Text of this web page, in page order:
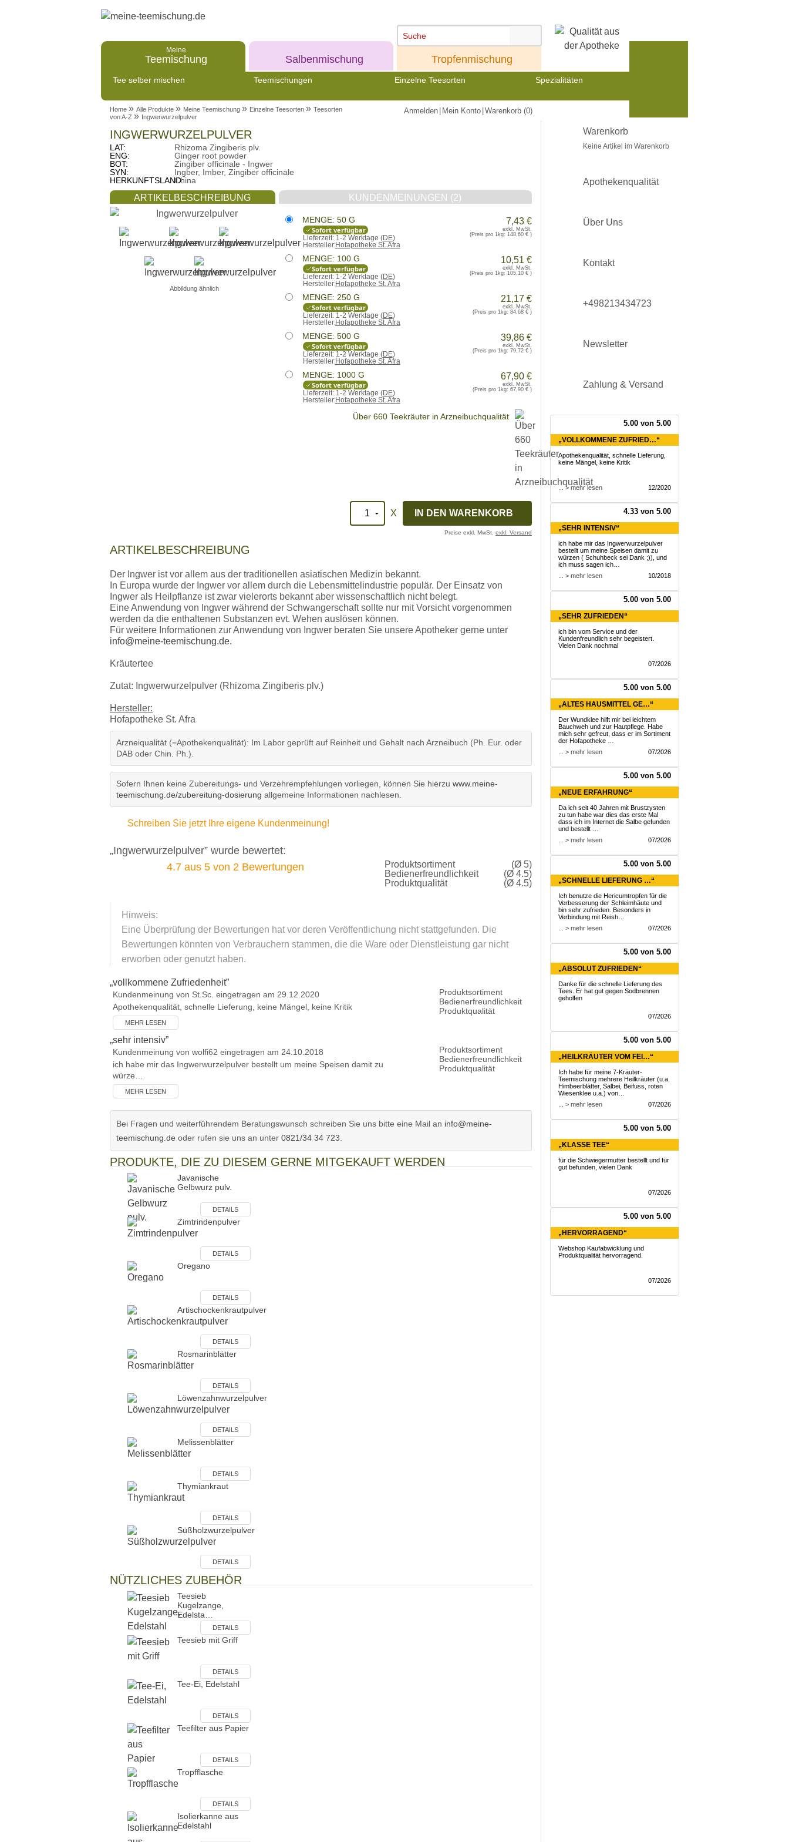
Meine
Teemischung
Tee selber mischen Teemischungen Einzelne Teesorten Spezialitäten
Salbenmischung Tropfenmischung
Home » Alle Produkte » Meine Teemischung » Einzelne Teesorten » Teesorten
von A-Z » Ingwerwurzelpulver
Warenkorb (0)
Mein Konto
Anmelden
INGWERWURZELPULVER
LAT:
Rhizoma Zingiberis plv.
ENG:
Ginger root powder
BOT:
Zingiber officinale - Ingwer
SYN:
Ingber, Imber, Zingiber officinale
HERKUNFTSLAND:China
ARTIKELBESCHREIBUNG KUNDENMEINUNGEN (2)
Abbildung ähnlich
MENGE: 50 G
Sofort verfügbar
Lieferzeit:1-2 Werktage (DE)
Hersteller:Hofapotheke St. Afra
7,43 €
exkl. MwSt.
(Preis pro 1kg: 148,60 €)
MENGE: 100 G
Sofort verfügbar
Lieferzeit:1-2 Werktage (DE)
Hersteller:Hofapotheke St. Afra
10,51 €
exkl. MwSt.
(Preis pro 1kg: 105,10 €)
MENGE: 250 G
Sofort verfügbar
Lieferzeit:1-2 Werktage (DE)
Hersteller:Hofapotheke St. Afra
21,17 €
exkl. MwSt.
(Preis pro 1kg: 84,68 €)
MENGE: 500 G
Sofort verfügbar
Lieferzeit:1-2 Werktage (DE)
Hersteller:Hofapotheke St. Afra
39,86 €
exkl. MwSt.
(Preis pro 1kg: 79,72 €)
MENGE: 1000 G
Sofort verfügbar
Lieferzeit:1-2 Werktage (DE)
Hersteller:Hofapotheke St. Afra
67,90 €
exkl. MwSt.
(Preis pro 1kg: 67,90 €)
Über 660 Teekräuter in Arzneibuchqualität
X
Preise exkl. MwSt. exkl. Versand
ARTIKELBESCHREIBUNG
Der Ingwer ist vor allem aus der traditionellen asiatischen Medizin bekannt.
In Europa wurde der Ingwer vor allem durch die Lebensmittelindustrie populär. Der Einsatz von
Ingwer als Heilpflanze ist zwar vielerorts bekannt aber wissenschaftlich nicht belegt.
Eine Anwendung von Ingwer während der Schwangerschaft sollte nur mit Vorsicht vorgenommen
werden da die enthaltenen Substanzen evt. Wehen auslösen können.
Für weitere Informationen zur Anwendung von Ingwer beraten Sie unsere Apotheker gerne unter
info@meine-teemischung.de.
Kräutertee
Zutat: Ingwerwurzelpulver (Rhizoma Zingiberis plv.)
Hersteller:
Hofapotheke St. Afra
Arzneiqualität (=Apothekenqualität): Im Labor geprüft auf Reinheit und Gehalt nach Arzneibuch (Ph. Eur. oder
DAB oder Chin. Ph.).
Sofern Ihnen keine Zubereitungs- und Verzehrempfehlungen vorliegen, können Sie hierzu www.meine-
teemischung.de/zubereitung-dosierung allgemeine Informationen nachlesen.
Schreiben Sie jetzt Ihre eigene Kundenmeinung!
„Ingwerwurzelpulver” wurde bewertet:
4.7 aus 5 von 2 Bewertungen Produktsortiment
(Ø 5)
Bedienerfreundlichkeit
(Ø 4.5)
Produktqualität
(Ø 4.5)
Hinweis:
Eine Überprüfung der Bewertungen hat vor deren Veröffentlichung nicht stattgefunden. Die
Bewertungen könnten von Verbrauchern stammen, die die Ware oder Dienstleistung gar nicht
erworben oder genutzt haben.
„vollkommene Zufriedenheit”
Produktsortiment
Bedienerfreundlichkeit
Produktqualität
Kundenmeinung von St.Sc. eingetragen am 29.12.2020
Apothekenqualität, schnelle Lieferung, keine Mängel, keine Kritik
MEHR LESEN
„sehr intensiv”
Produktsortiment
Bedienerfreundlichkeit
Produktqualität
Kundenmeinung von wolfi62 eingetragen am 24.10.2018
ich habe mir das Ingwerwurzelpulver bestellt um meine Speisen damit zu
würze…
MEHR LESEN
Bei Fragen und weiterführendem Beratungswunsch schreiben Sie uns bitte eine Mail an info@meine-
teemischung.de oder rufen sie uns an unter 0821/34 34 723
PRODUKTE, DIE ZU DIESEM GERNE MITGEKAUFT WERDEN
Javanische
Gelbwurz pulv.
DETAILS
Zimtrindenpulver
DETAILS
Oregano
DETAILS
Artischockenkrautpulver
DETAILS
Rosmarinblätter
DETAILS
Löwenzahnwurzelpulver
DETAILS
Melissenblätter
DETAILS
Thymiankraut
DETAILS
Süßholzwurzelpulver
DETAILS
NÜTZLICHES ZUBEHÖR
Teesieb
Kugelzange,
Edelsta…
DETAILS
Teesieb mit Griff
DETAILS
Tee-Ei, Edelstahl
DETAILS
Teefilter aus Papier
DETAILS
Tropfflasche
DETAILS
Isolierkanne aus
Edelstahl
Warenkorb
Keine Artikel im Warenkorb
Apothekenqualität
Über Uns
Kontakt
+498213434723
Newsletter
Zahlung & Versand
5.00 von 5.00
„VOLLKOMMENE ZUFRIED…“
Apothekenqualität, schnelle Lieferung,
keine Mängel, keine Kritik
... > mehr lesen 12/2020
4.33 von 5.00
„SEHR INTENSIV“
ich habe mir das Ingwerwurzelpulver
bestellt um meine Speisen damit zu
würzen ( Schuhbeck sei Dank ;)), und
ich muss sagen ich…
... > mehr lesen
10/2018
5.00 von 5.00
„SEHR ZUFRIEDEN“
ich bin vom Service und der
Kundenfreundlich sehr begeistert.
Vielen Dank nochmal
07/2026
5.00 von 5.00
„ALTES HAUSMITTEL GE…“
Der Wundklee hilft mir bei leichtem
Bauchweh und zur Hautpflege. Habe
mich sehr gefreut, dass er im Sortiment
der Hofapotheke …
... > mehr lesen
07/2026
5.00 von 5.00
„NEUE ERFAHRUNG“
Da ich seit 40 Jahren mit Brustzysten
zu tun habe war dies das erste Mal
dass ich im Internet die Salbe gefunden
und bestellt …
... > mehr lesen
07/2026
5.00 von 5.00
„SCHNELLE LIEFERUNG …“
Ich benutze die Hericumtropfen für die
Verbesserung der Schleimhäute und
bin sehr zufrieden. Besonders in
Verbindung mit Reish…
... > mehr lesen
07/2026
5.00 von 5.00
„ABSOLUT ZUFRIEDEN“
Danke für die schnelle Lieferung des
Tees. Er hat gut gegen Sodbrennen
geholfen
07/2026
5.00 von 5.00
„HEILKRÄUTER VOM FEI…“
Ich habe für meine 7-Kräuter-
Teemischung mehrere Heilkräuter (u.a.
Himbeerblätter, Salbei, Beifuss, roten
Wiesenklee u.a.) von…
... > mehr lesen
07/2026
5.00 von 5.00
„KLASSE TEE“
für die Schwiegermutter bestellt und für
gut befunden, vielen Dank
07/2026
5.00 von 5.00
„HERVORRAGEND“
Webshop Kaufabwicklung und
Produktqualität hervorragend.
07/2026